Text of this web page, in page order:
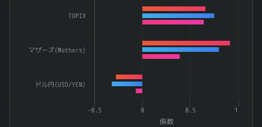
係数
TOPIX
マザーズ(Mothers)
ドル円(USD/YEN)
-0.5 0 0.5 1